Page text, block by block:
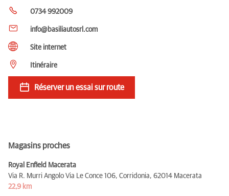
0734 992009
info@basiliautosrl.com
Site internet
Itinéraire
Réserver un essai sur route
Magasins proches
Royal Enfield Macerata
Via R. Murri Angolo Via Le Conce 106, Corridonia, 62014 Macerata
22,9 km